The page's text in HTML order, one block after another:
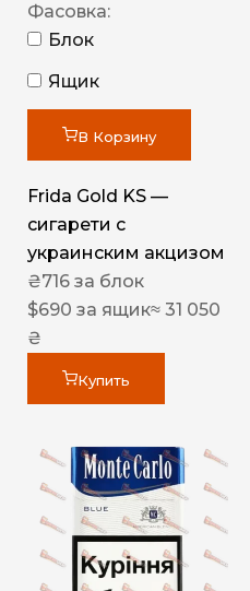
Фасовка:
Блок
Ящик
В Корзину
Frida Gold KS —
сигарети с
украинским акцизом
₴716 за блок
$690 за ящик≈ 31 050
₴
Купить